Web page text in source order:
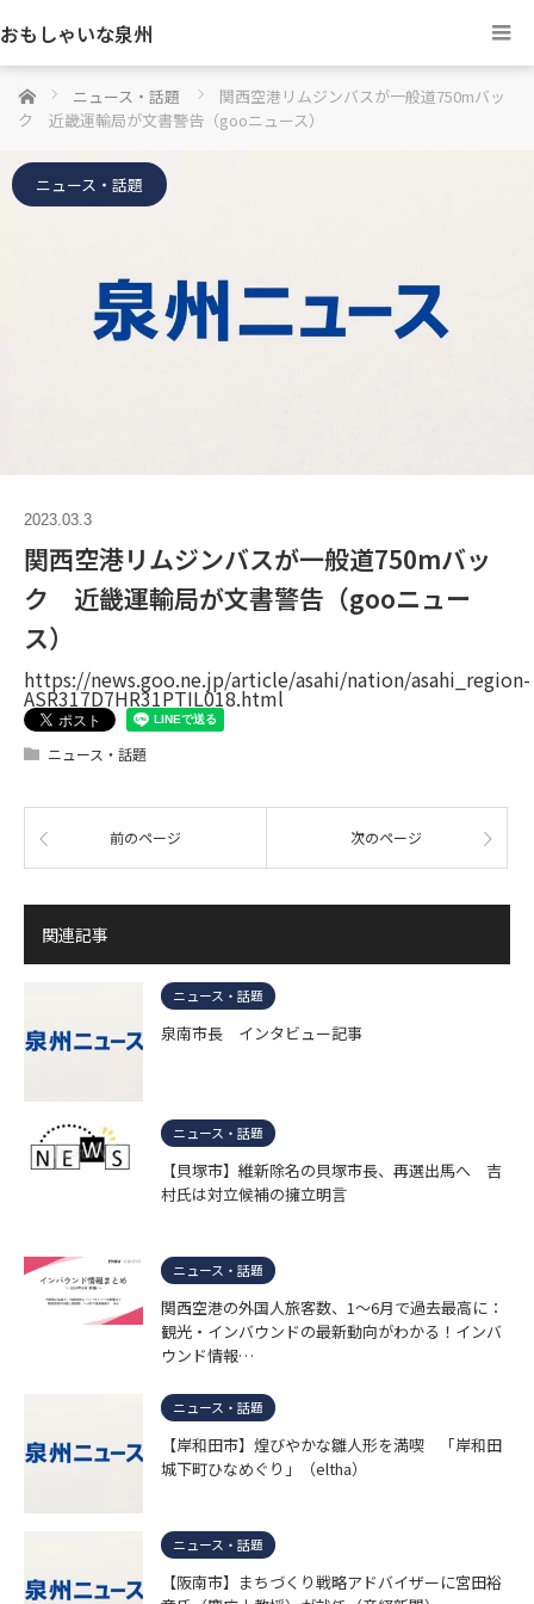
おもしゃいな泉州
ホーム ニュース・話題
関西空港リムジンバスが一般道750mバッ
ク 近畿運輸局が文書警告（gooニュース）
ニュース・話題
2023.03.3
関西空港リムジンバスが一般道750mバッ
ク 近畿運輸局が文書警告（gooニュー
ス）
https://news.goo.ne.jp/article/asahi/nation/asahi_region-
ASR317D7HR31PTIL018.html
ニュース・話題
前のページ 次のページ
関連記事
ニュース・話題
泉南市長 インタビュー記事
ニュース・話題
【貝塚市】維新除名の貝塚市長、再選出馬へ 吉
村氏は対立候補の擁立明言
ニュース・話題
関西空港の外国人旅客数、1〜6月で過去最高に：
観光・インバウンドの最新動向がわかる！インバ
ウンド情報…
ニュース・話題
【岸和田市】煌びやかな雛人形を満喫 「岸和田
城下町ひなめぐり」（eltha）
ニュース・話題
【阪南市】まちづくり戦略アドバイザーに宮田裕